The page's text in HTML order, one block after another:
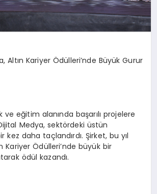
Altın Kariyer Ödülleri’nde Büyük Gurur
ve eğitim alanında başarılı projelere
Medya, sektördeki üstün
kez daha taçlandırdı. Şirket, bu yıl
Kariyer Ödülleri’nde büyük bir
ödül kazandı.